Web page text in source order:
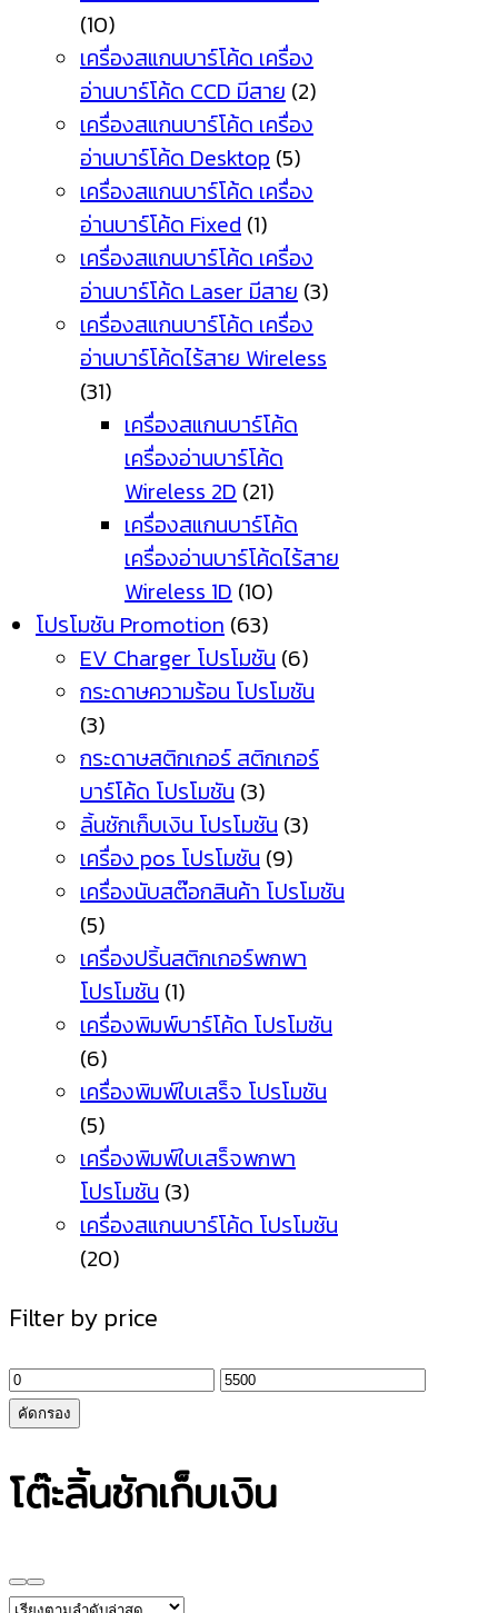
(10)
เครื่องสแกนบาร์โค้ด เครื่อง
อ่านบาร์โค้ด CCD มีสาย (2)
เครื่องสแกนบาร์โค้ด เครื่อง
อ่านบาร์โค้ด Desktop (5)
เครื่องสแกนบาร์โค้ด เครื่อง
อ่านบาร์โค้ด Fixed (1)
เครื่องสแกนบาร์โค้ด เครื่อง
อ่านบาร์โค้ด Laser มีสาย (3)
เครื่องสแกนบาร์โค้ด เครื่อง
อ่านบาร์โค้ดไร้สาย Wireless
(31)
เครื่องสแกนบาร์โค้ด
เครื่องอ่านบาร์โค้ด
Wireless 2D (21)
เครื่องสแกนบาร์โค้ด
เครื่องอ่านบาร์โค้ดไร้สาย
Wireless 1D (10)
โปรโมชัน Promotion (63)
EV Charger โปรโมชัน (6)
กระดาษความร้อน โปรโมชัน
(3)
กระดาษสติกเกอร์ สติกเกอร์
บาร์โค้ด โปรโมชัน (3)
ลิ้นชักเก็บเงิน โปรโมชัน (3)
เครื่อง pos โปรโมชัน (9)
เครื่องนับสต๊อกสินค้า โปรโมชัน
(5)
เครื่องปริ้นสติกเกอร์พกพา
โปรโมชัน (1)
เครื่องพิมพ์บาร์โค้ด โปรโมชัน
(6)
เครื่องพิมพ์ใบเสร็จ โปรโมชัน
(5)
เครื่องพิมพ์ใบเสร็จพกพา
โปรโมชัน (3)
เครื่องสแกนบาร์โค้ด โปรโมชัน
(20)
Filter by price
ราคา
ต่ำ
ราคา
คัดกรอง
โต๊ะลิ้นชักเก็บเงิน